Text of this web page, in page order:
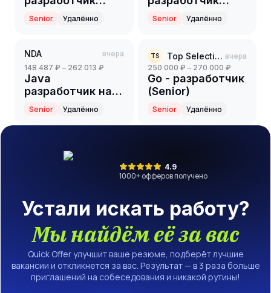
(Senior)
Senior Удалённо
(Senior)
Senior Удалённо
NDA вчера
148 487 ₽ – 262 013 ₽
Java
разработчик на
партнерский
проект(ритейл)
(Senior)
Senior Удалённо
TS Top Selection вчера
250 000 ₽ – 270 000 ₽
Go - разработчик
(Senior)
Senior Удалённо
4.9
1000+ офферов получено
Устали искать работу?
Мы найдём её за вас
Quick Offer улучшит ваше резюме, подберёт лучшие
вакансии и откликнется за вас. Результат — в 3 раза больше
приглашений на собеседования и никакой рутины!